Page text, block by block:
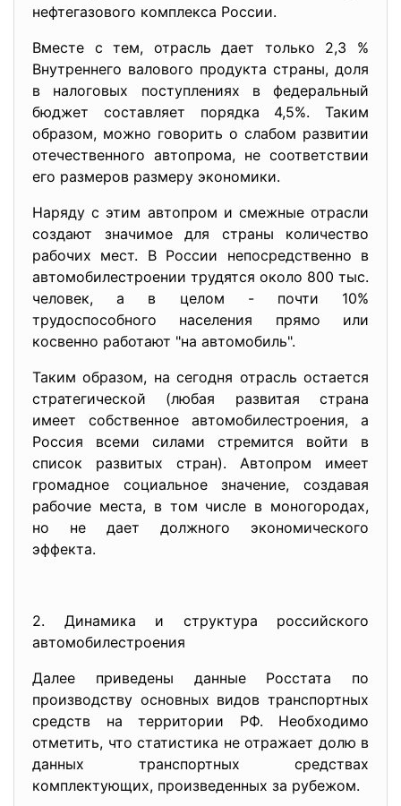
нефтегазового комплекса России.
Вместе с тем, отрасль дает только 2,3 %
Внутреннего валового продукта страны, доля
в налоговых поступлениях в федеральный
бюджет составляет порядка 4,5%. Таким
образом, можно говорить о слабом развитии
отечественного автопрома, не соответствии
его размеров размеру экономики.
Наряду с этим автопром и смежные отрасли
создают значимое для страны количество
рабочих мест. В России непосредственно в
автомобилестроении трудятся около 800 тыс.
человек, а в целом - почти 10%
трудоспособного населения прямо или
косвенно работают "на автомобиль".
Таким образом, на сегодня отрасль остается
стратегической (любая развитая страна
имеет собственное автомобилестроения, а
Россия всеми силами стремится войти в
список развитых стран). Автопром имеет
громадное социальное значение, создавая
рабочие места, в том числе в моногородах,
но не дает должного экономического
эффекта.
2. Динамика и структура российского
автомобилестроения
Далее приведены данные Росстата по
производству основных видов транспортных
средств на территории РФ. Необходимо
отметить, что статистика не отражает долю в
данных транспортных средствах
комплектующих, произведенных за рубежом.